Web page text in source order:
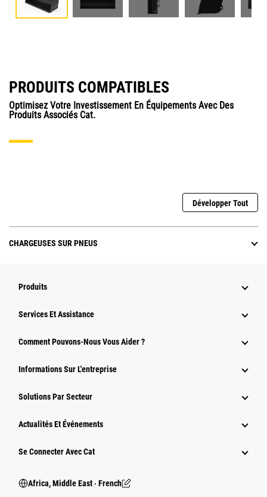
PRODUITS COMPATIBLES
Optimisez Votre Investissement En Équipements Avec Des
Produits Associés Cat.
Développer Tout
CHARGEUSES SUR PNEUS
Produits
Services Et Assistance
Comment Pouvons-Nous Vous Aider ?
Informations Sur L'entreprise
Solutions Par Secteur
Actualités Et Événements
Se Connecter Avec Cat
Africa, Middle East ‧ French